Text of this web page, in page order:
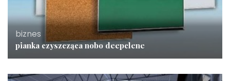
biznes
pianka czyszcząca nobo deepclene